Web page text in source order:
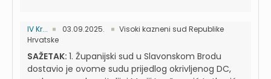
IV Kr... 03.09.2025.
Visoki kazneni sud Republike
Hrvatske
SAŽETAK: 1. Županijski sud u Slavonskom Brodu
dostavio je ovome sudu prijedlog okrivljenog DC,